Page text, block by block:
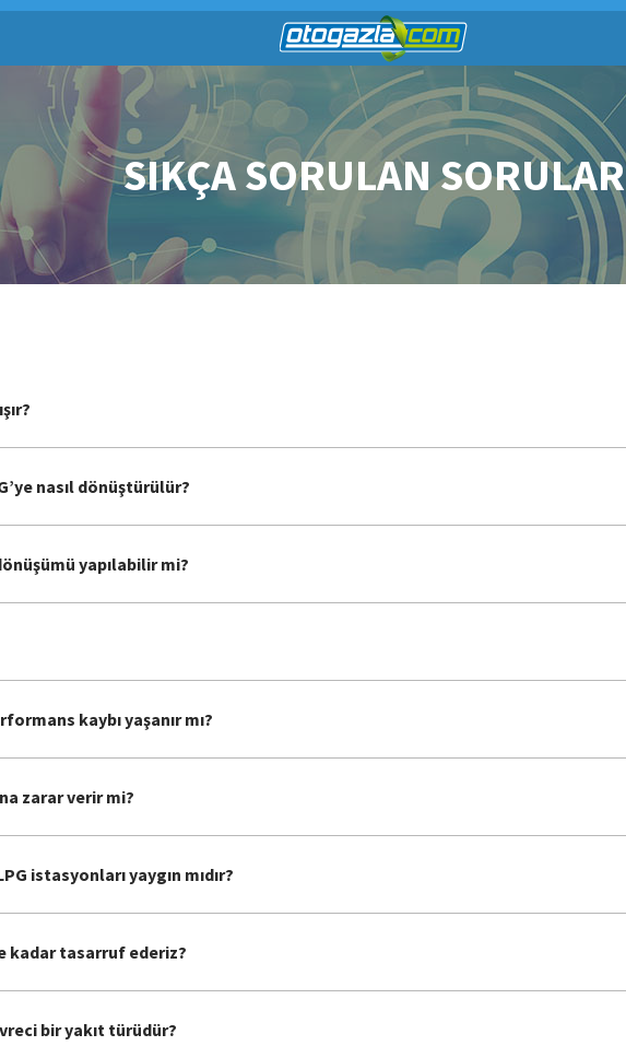
SIKÇA SORULAN SORULAR
nasıl dönüştürülür?
yapılabilir mi?
kaybı yaşanır mı?
zarar verir mi?
istasyonları yaygın mıdır?
kadar tasarruf ederiz?
bir yakıt türüdür?